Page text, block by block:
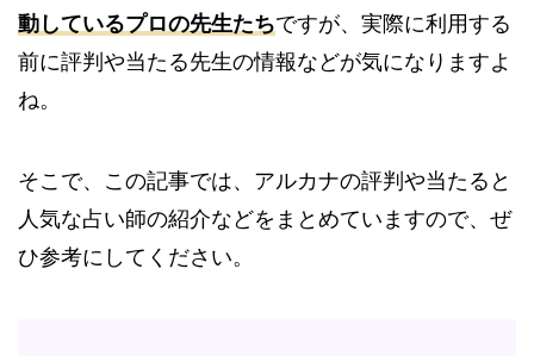
動しているプロの先生たちですが、実際に利用する
前に評判や当たる先生の情報などが気になりますよ
ね。
そこで、この記事では、アルカナの評判や当たると
人気な占い師の紹介などをまとめていますので、ぜ
ひ参考にしてください。